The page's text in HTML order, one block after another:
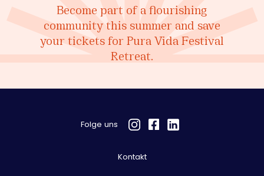
Become part of a flourishing
community this summer and save
your tickets for Pura Vida Festival
Retreat.
Folge uns
Kontakt